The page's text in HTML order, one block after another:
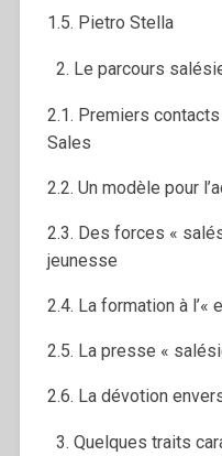
1.5. Pietro Stella
Le parcours
2.1. Premiers
Sales
2.2. Un modèle pour
2.3. Des forces «
jeunesse
2.4. La formation à l’«
2.5. La presse «
2.6. La dévotion
Quelques traits